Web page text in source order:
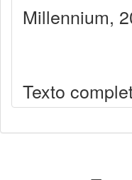
Millennium,
Texto